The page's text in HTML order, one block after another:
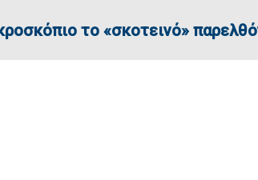
το «σκοτεινό»